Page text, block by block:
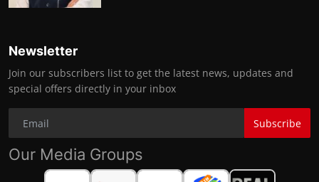
Newsletter
Join our subscribers list to get the latest news, updates and
special offers directly in your inbox
Subscribe
Our Media Groups